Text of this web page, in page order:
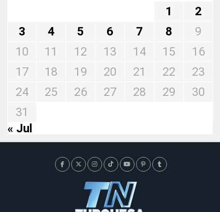
1
2
3
4 5 6 7 8
9
10
11 12 13 14 15
16
17
18 19 20 21 22
23
24
25 26 27 28 29
30
31
« Jul